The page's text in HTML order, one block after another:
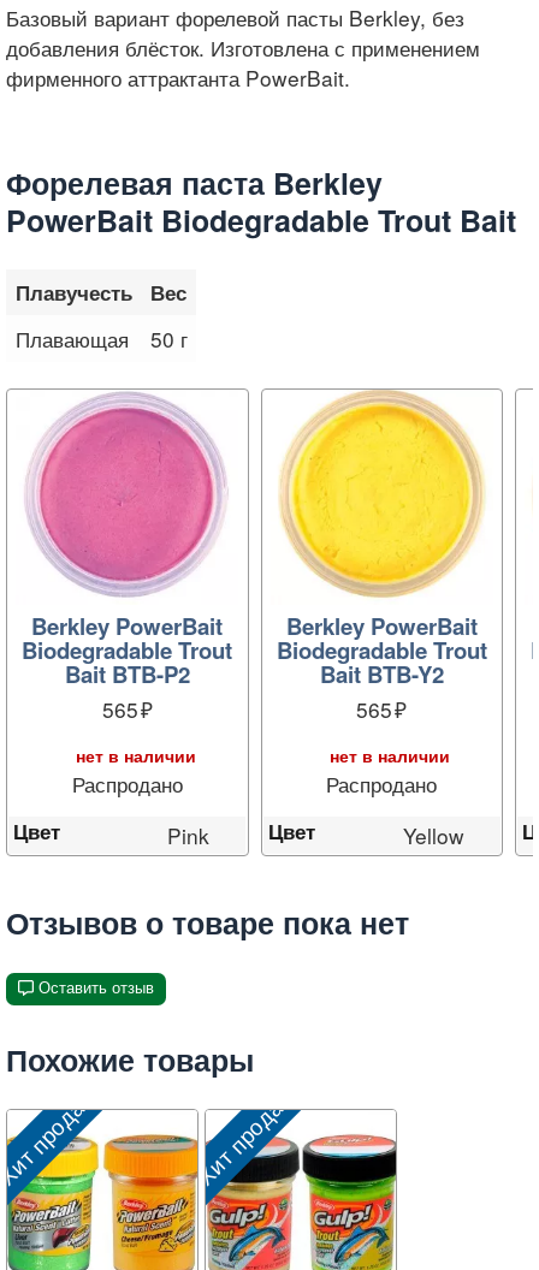
Базовый вариант форелевой пасты Berkley, без
добавления блёсток. Изготовлена с применением
фирменного аттрактанта PowerBait.
Форелевая паста Berkley
PowerBait Biodegradable Trout Bait
Плавучесть Вес
Плавающая 50 г
Berkley PowerBait
Biodegradable Trout
Bait BTB-P2
565
нет в наличии
Распродано
Цвет Pink
Berkley PowerBait
Biodegradable Trout
Bait BTB-Y2
565
нет в наличии
Распродано
Цвет Yellow
Отзывов о товаре пока нет
Оставить отзыв
Похожие товары
продаж Хит продаж